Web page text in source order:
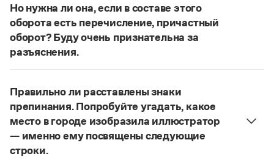
Письмовник
Справочник по пунктуации
Словарь-справочник трудностей
Справочник по фразеологии
Азбучные истины
Словарь-справочник непростые слова
Журнал
Новости и события
Но нужна ли она, если в составе этого
оборота есть перечисление, причастный
оборот? Буду очень признательна за
разъяснения.
В § 94«Правил русской орфографии и пунктуации»
слова и сочетания слов, стоящие на границе
частей сложного предложения и относящиеся к
следующему за ними предложению,
не отделяются от него запятой:Послышался
резкий стук, должно быть сорвалась ставня
Правильно ли расставлены знаки
препинания. Попробуйте угадать, какое
место в городе изобразила иллюстратор
— именно ему посвящены следующие
строки.